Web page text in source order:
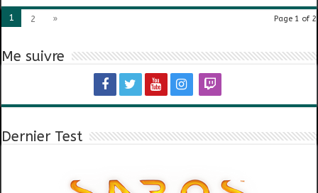
Page 1 of 2
1 2 »
Me suivre
Dernier Test